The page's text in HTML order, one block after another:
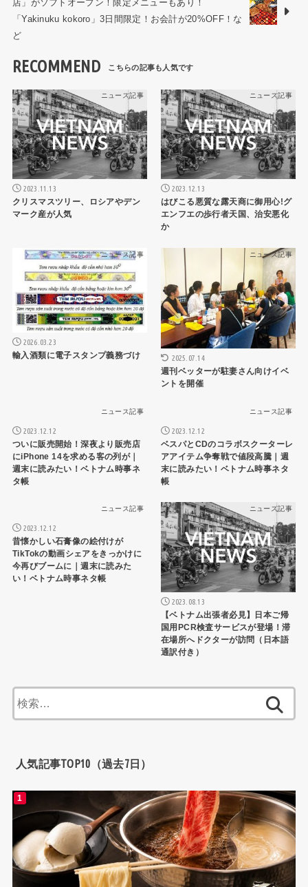
店」がソフトオープン！限定メニューもあり！
「Yakinuku kokoro」3日間限定！お会計が20%OFF！な
ど
RECOMMEND
ニュース記事
2023.11.13
クリスマスツリー、ロシアやデン
マーク産が人気
ニュース記事
2023.12.13
はびこる悪質な露天商に御用心!グ
エンフエの歩行者天国、治安悪化
か
ニュース記事
2026.03.23
輸入酒類に電子スタンプ義務づけ
ニュース記事
2025.07.14
週刊ベッターが駐妻さん向けイベ
ントを開催
ニュース記事
2023.12.12
ついに販売開始！深夜より販売店
にiPhone 14を求める客の列が｜
週末に読みたい！ベトナム時事ネ
タ帳
ニュース記事
2023.12.12
ベスパとCDのコラボスクーターレ
アアイテム争奪戦で値段高騰｜週
末に読みたい！ベトナム時事ネタ
帳
ニュース記事
2023.12.12
昔懐かしい石膏像の絵付けが
TikTokの動画シェアをきっかけに
今再びブームに｜週末に読みた
い！ベトナム時事ネタ帳
ニュース記事
2023.08.13
【ベトナム出張者必見】日本ご帰
国用PCR検査サービスが登場！滞
在場所へドクターが訪問（日本語
通訳付き）
索:
人気記事TOP10（過去7日）